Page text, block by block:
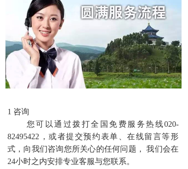
1 咨询
您可以通过拨打全国免费服务热线020-
82495422，或者提交预约表单、在线留言等形
式，向我们咨询您所关心的任何问题， 我们会在
24小时之内安排专业客服与您联系。